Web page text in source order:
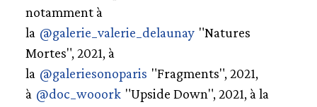
notamment à
la @galerie_valerie_delaunay "Natures
Mortes", 2021, à
la @galeriesonoparis "Fragments", 2021,
à @doc_wooork "Upside Down", 2021, à la